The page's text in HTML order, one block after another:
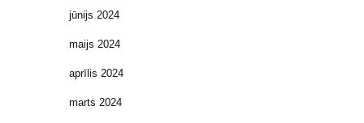
jūnijs 2024
maijs 2024
aprīlis 2024
marts 2024